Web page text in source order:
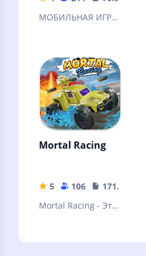
МОБИЛЬНАЯ ИГРА
Mortal Racing
5 106
171.33 MB
Mortal Racing - Это